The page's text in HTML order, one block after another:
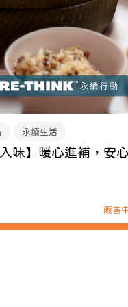
永續生活
味】暖心進補，安
販售